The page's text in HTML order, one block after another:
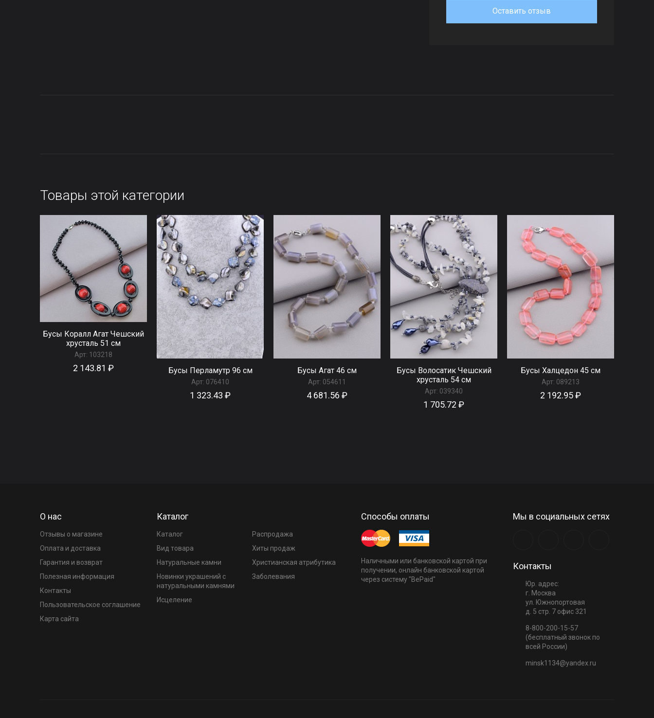
Оставить отзыв
Товары этой категории
Бусы Коралл Агат Чешский
хрусталь 51 см
Арт: 103218
2 143.81 ₽ Бусы Перламутр 96 см
Арт: 076410
1 323.43 ₽
Бусы Агат 46 см
Арт: 054611
4 681.56 ₽
Бусы Волосатик Чешский
хрусталь 54 см
Арт: 039340
1 705.72 ₽
Бусы Халцедон 45 см
Арт: 089213
2 192.95 ₽
О нас
Отзывы о магазине
Оплата и доставка
Гарантия и возврат
Полезная информация
Контакты
Пользовательское соглашение
Карта сайта
Каталог
Каталог
Вид товара
Натуральные камни
Новинки украшений с
натуральными камнями
Распродажа
Хиты продаж
Христианская атрибутика
Заболевания
Исцеление
Способы оплаты
Наличными или банковской картой при
получении, онлайн банковской картой
через систему "BePaid"
Мы в социальных сетях
Контакты
Юр. адрес:
г. Москва
ул. Южнопортовая
д. 5 стр. 7 офис 321
8-800-200-15-57
(бесплатный звонок по
всей России)
minsk1134@yandex.ru